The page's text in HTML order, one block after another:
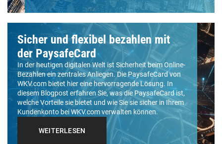
Sicher und flexibel bezahlen mit
der PaysafeCard
In der heutigen digitalen Welt ist Sicherheit beim Online-
Bezahlen ein zentrales Anliegen. Die PaysafeCard von
WKV.com bietet hier eine hervorragende Lösung. In
diesem Blogpost erfahren Sie, was die PaysafeCard ist,
welche Vorteile sie bietet und wie Sie sie sicher in Ihrem
Kundenkonto bei WKV.com verwalten können.
WEITERLESEN